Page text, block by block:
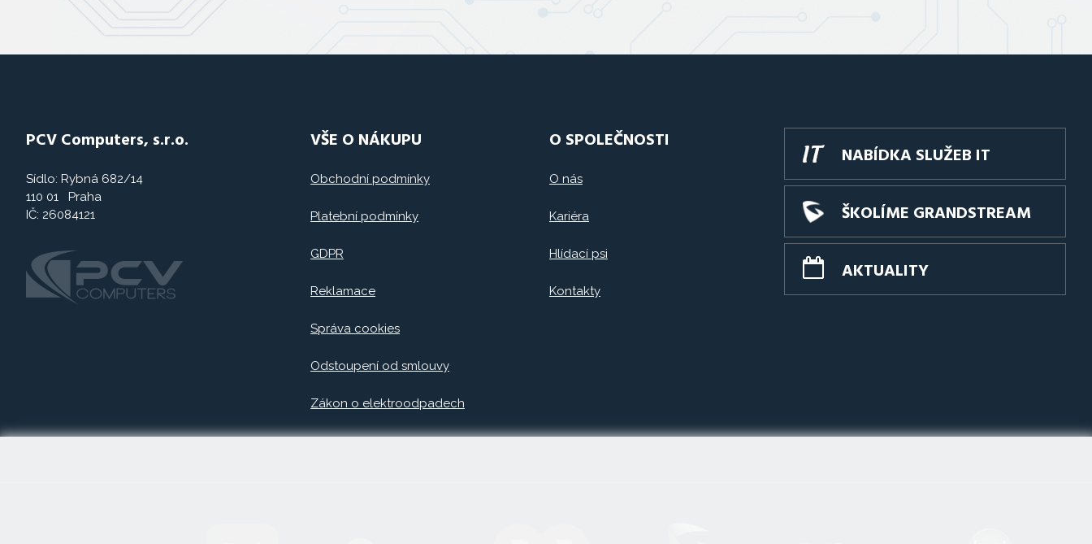
PCV Computers, s.r.o.
Sídlo: Rybná 682/14
110 01 Praha
IČ: 26084121
VŠE O NÁKUPU
Obchodní podmínky
Platební podmínky
GDPR
Reklamace
Správa cookies
Odstoupení od smlouvy
Zákon o elektroodpadech
O SPOLEČNOSTI
O nás
Kariéra
Hlídací psi
Kontakty
NABÍDKA SLUŽEB IT
ŠKOLÍME GRANDSTREAM
AKTUALITY